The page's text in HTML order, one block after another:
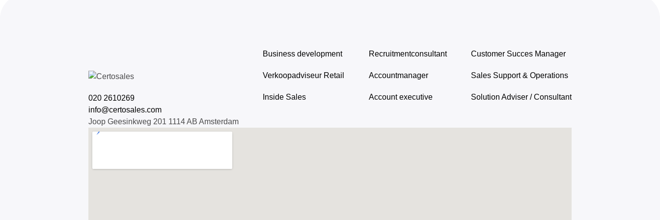
020 2610269
info@certosales.com
Joop Geesinkweg 201 1114 AB Amsterdam
Business development
Verkoopadviseur Retail
Inside Sales
Recruitmentconsultant
Accountmanager
Account executive
Customer Succes Manager
Sales Support & Operations
Solution Adviser / Consultant